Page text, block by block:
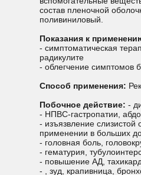
состав пленочной
поливиниловый.
Показания к
- симптоматическая
радикулите
- облегчение симптомов
Способ применения:
Побочное действие:-
- НПВС-гастропатии,
- изъязвление
применении в больших
- головная боль,
- гематурия,
- повышение АД,
- , зуд, крапивница,